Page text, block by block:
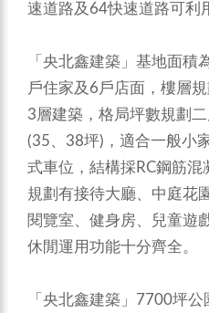
速道路及64快速道路可利
「央北鑫建築」基地面
戶住家及6戶店面，樓層
3層建築，格局坪數規劃
(35、38坪)，適合一般小
式車位，結構採RC鋼筋混
規劃有接待大廳、中庭花
閱覽室、健身房、兒童遊
休閒運用功能十分齊全。
「央北鑫建築」7700坪